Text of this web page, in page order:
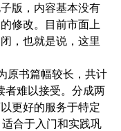
版，内容基本没有
修改。目前市面上
，也就是说，这里
原书篇幅较长，共计
者难以接受。分成两
更好的服务于特定
合于入门和实践巩